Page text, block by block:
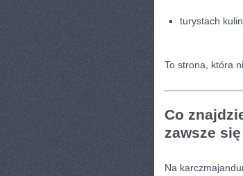
turystach
To strona, która
Co
zawsze
Na